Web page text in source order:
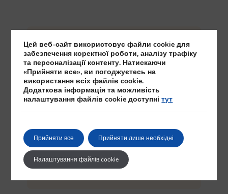
Безпечна оплата
та надійно. Хочете обговорити умови?
Зв’яжіться з нами!
Цей веб-сайт використовує файли cookie для
забезпечення коректної роботи, аналізу трафіку
та персоналізації контенту. Натискаючи
«Прийняти все», ви погоджуєтесь на
використання всіх файлів cookie.
Додаткова інформація та можливість
налаштування файлів cookie доступнітут
Прийняти все Прийняти лише необхідні
Налаштування файлів cookie